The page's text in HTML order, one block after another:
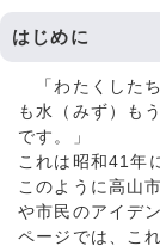
はじめに
「わたくしたち
も水（みず）も
です。」
これは昭和41年
このように高山
や市民のアイデ
ページでは、こ